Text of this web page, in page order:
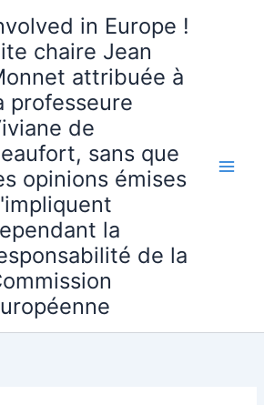
in Europe !
chaire Jean
attribuée à
professeure
de
sans que
opinions émises
la
de la